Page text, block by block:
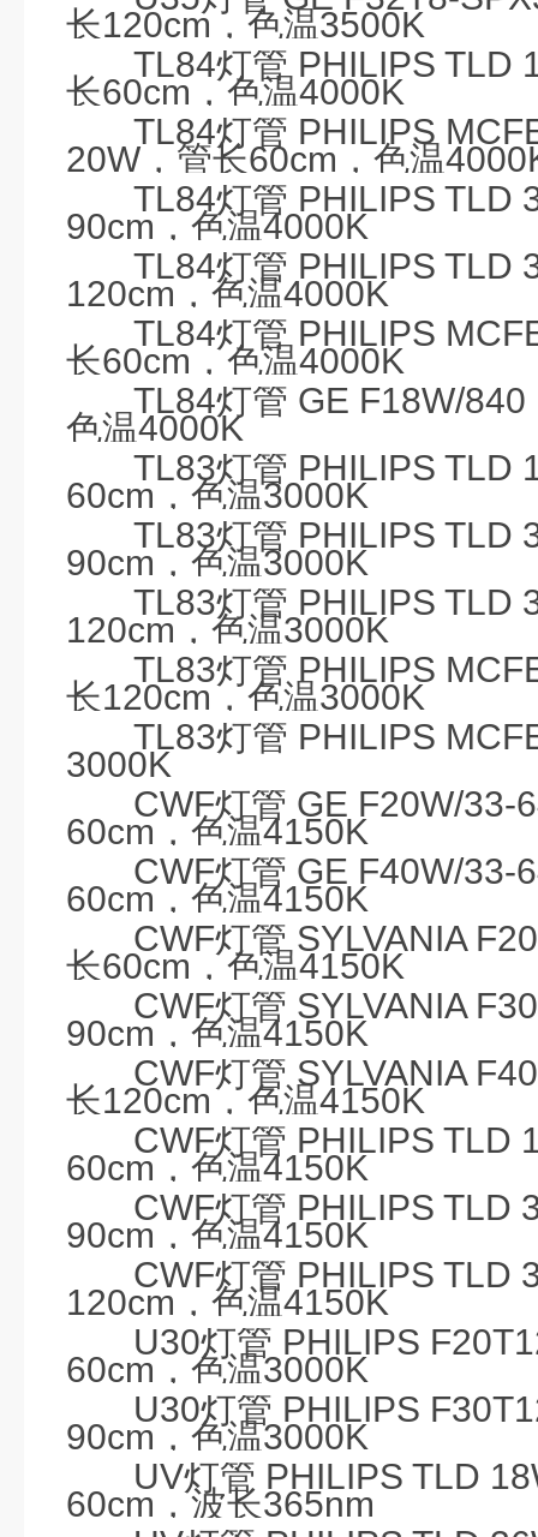
长120cm ，色温3500K
TL84灯管 PHILIPS TLD
长60cm ，色温4000K
TL84灯管 PHILIPS
20W ，管长60cm ，色温
TL84灯管 PHILIPS TLD
90cm ，色温4000K
TL84灯管 PHILIPS TLD
120cm ，色温4000K
TL84灯管 PHILIPS
长60cm ，色温4000K
TL84灯管 GE F18W/840
色温4000K
TL83灯管 PHILIPS TLD
60cm ，色温3000K
TL83灯管 PHILIPS TLD
90cm ，色温3000K
TL83灯管 PHILIPS TLD
120cm ，色温3000K
TL83灯管 PHILIPS
长120cm，色温3000K
TL83灯管 PHILIPS
3000K
CWF灯管 GE F20W/33-
60cm ，色温4150K
CWF灯管 GE F40W/33-
60cm ，色温4150K
CWF灯管 SYLVANIA
长60cm ，色温4150K
CWF灯管 SYLVANIA
90cm ，色温4150K
CWF灯管 SYLVANIA
长120cm，色温4150K
CWF灯管 PHILIPS TLD
60cm ，色温4150K
CWF灯管 PHILIPS TLD
90cm ，色温4150K
CWF灯管 PHILIPS TLD
120cm ，色温4150K
U30灯管 PHILIPS
60cm ，色温3000K
U30灯管 PHILIPS
90cm ，色温3000K
UV灯管 PHILIPS TLD
60cm ，波长365nm